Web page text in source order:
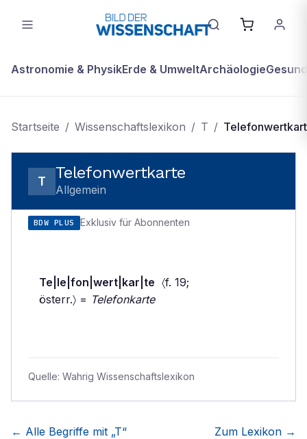
Astronomie & PhysikErde & UmweltArchäologie
Startseite / Wissenschaftslexikon / T /
T Telefonwertkarte
Allgemein
BDW PLUS Exklusiv für Abonnenten
Te|le|fon|wert|kar|te 〈f. 19;
österr.〉 = Telefonkarte
Quelle: Wahrig Wissenschaftslexikon
← Alle Begriffe mit „T“ Zum Lexikon →